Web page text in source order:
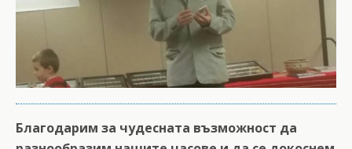
Благодарим за чудесната възможност да